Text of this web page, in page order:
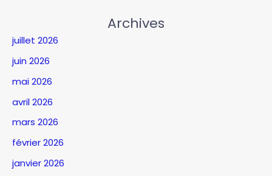
Archives
juillet 2026
juin 2026
mai 2026
avril 2026
mars 2026
février 2026
janvier 2026